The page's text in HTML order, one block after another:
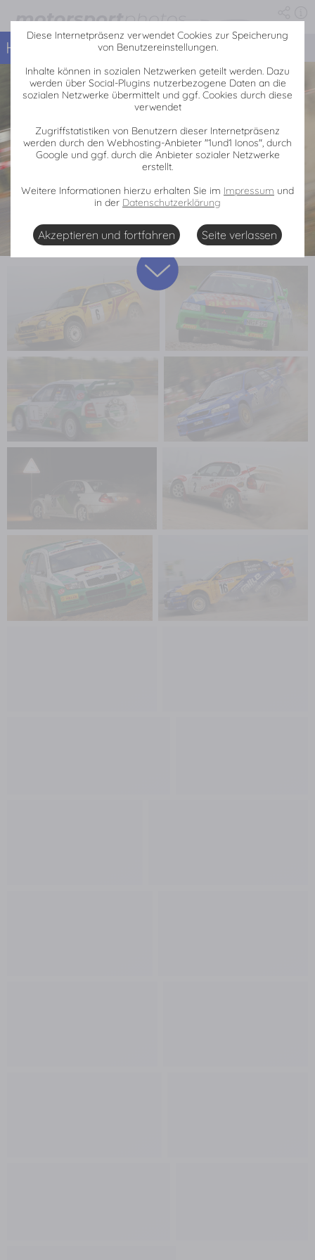
Diese Internetpräsenz verwendet Cookies zur Speicherung
von Benutzereinstellungen.
Inhalte können in sozialen Netzwerken geteilt werden. Dazu
werden über Social-Plugins nutzerbezogene Daten an die
sozialen Netzwerke übermittelt und ggf. Cookies durch diese
verwendet
Zugriffstatistiken von Benutzern dieser Internetpräsenz
werden durch den Webhosting-Anbieter "1und1 Ionos", durch
Google und ggf. durch die Anbieter sozialer Netzwerke
erstellt.
Weitere Informationen hierzu erhalten Sie im Impressum und
in der Datenschutzerklärung
Akzeptieren und fortfahren Seite verlassen
Home Lausitz-Rallye
Die Fotoserie enhält 23 Fotos von der Veranstaltung Lausitz-Rallye, 2005